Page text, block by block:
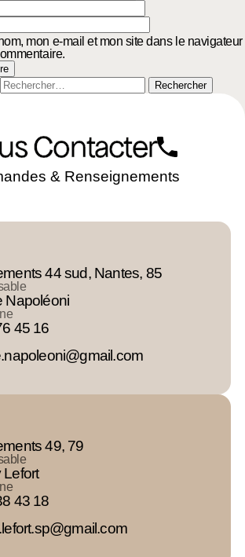
mon e-mail et mon site dans le navigateur
Contacter
& Renseignements
44 sud, Nantes, 85
Napoléoni
45 16
49, 79
Lefort
43 18